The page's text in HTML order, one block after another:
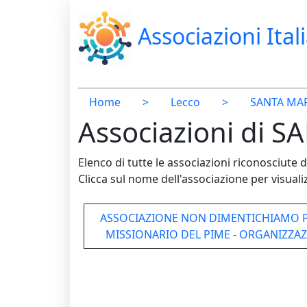
Associazioni
Home > Lecco > SANTA
Associazioni di
Elenco di tutte le associazioni riconosciute
Clicca sul nome dell'associazione per
ASSOCIAZIONE NON DIMENTICHIAMO
MISSIONARIO DEL PIME -